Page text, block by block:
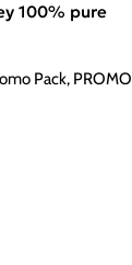
100% pure
Pack, PROMO